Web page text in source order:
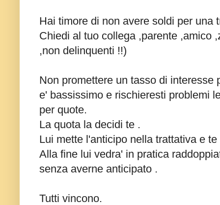
Hai timore di non avere soldi per una
Chiedi al tuo collega ,parente ,amico
,non delinquenti !!)
Non promettere un tasso di
e' bassissimo e rischieresti problemi
per quote.
La quota la decidi te .
Lui mette l'anticipo nella trattativa e
Alla fine lui vedra' in pratica
senza averne anticipato .
Tutti vincono.